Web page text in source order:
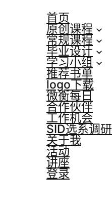
首页
原创课程
常规课程
毕业设计
学习小组
推荐书单
logo下载
微衡每日
合作伙伴
工作机会
SID选系调研
关于我
活动
讲座
登录